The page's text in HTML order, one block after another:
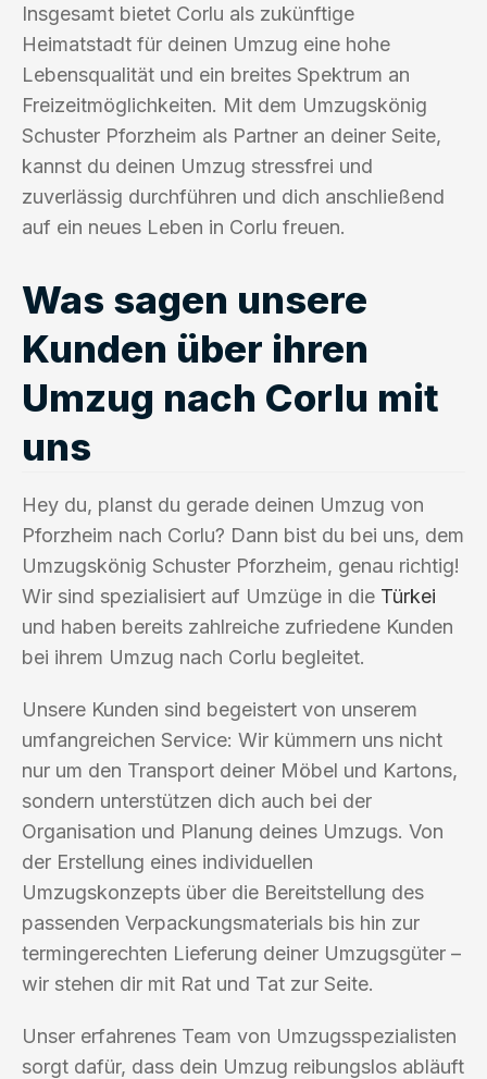
Insgesamt bietet Corlu als zukünftige
Heimatstadt für deinen Umzug eine hohe
Lebensqualität und ein breites Spektrum an
Freizeitmöglichkeiten. Mit dem Umzugskönig
Schuster Pforzheim als Partner an deiner Seite,
kannst du deinen Umzug stressfrei und
zuverlässig durchführen und dich anschließend
auf ein neues Leben in Corlu freuen.
Was sagen unsere
Kunden über ihren
Umzug nach Corlu mit
uns
Hey du, planst du gerade deinen Umzug von
Pforzheim nach Corlu? Dann bist du bei uns, dem
Umzugskönig Schuster Pforzheim, genau richtig!
Wir sind spezialisiert auf Umzüge in die Türkei
und haben bereits zahlreiche zufriedene Kunden
bei ihrem Umzug nach Corlu begleitet.
Unsere Kunden sind begeistert von unserem
umfangreichen Service: Wir kümmern uns nicht
nur um den Transport deiner Möbel und Kartons,
sondern unterstützen dich auch bei der
Organisation und Planung deines Umzugs. Von
der Erstellung eines individuellen
Umzugskonzepts über die Bereitstellung des
passenden Verpackungsmaterials bis hin zur
termingerechten Lieferung deiner Umzugsgüter –
wir stehen dir mit Rat und Tat zur Seite.
Unser erfahrenes Team von Umzugsspezialisten
sorgt dafür, dass dein Umzug reibungslos abläuft